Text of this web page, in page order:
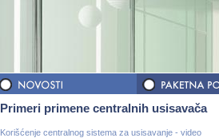
Primeri primene centralnih usisavača
Korišćenje centralnog sistema za usisavanje - video